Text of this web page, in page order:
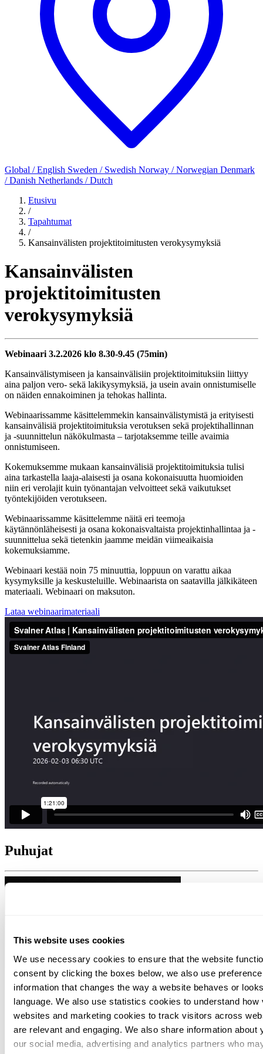
This website uses cookies
We use necessary cookies to ensure that the website
consent by clicking the boxes below, we also use
information that changes the way a website behaves or
language. We also use statistics cookies to understand
websites and marketing cookies to track visitors across
are relevant and engaging. We also share information about
our social media, advertising and analytics partners who
Global / English Sweden / Swedish Norway / Norwegian Denmark
/ Danish Netherlands / Dutch
Etusivu
/
Tapahtumat
/
Kansainvälisten projektitoimitusten verokysymyksiä
Kansainvälisten
projektitoimitusten
verokysymyksiä
Webinaari 3.2.2026 klo 8.30-9.45 (75min)
Kansainvälistymiseen ja kansainvälisiin projektitoimituksiin liittyy
aina paljon vero- sekä lakikysymyksiä, ja usein avain onnistumiselle
on näiden ennakoiminen ja tehokas hallinta.
Webinaarissamme käsittelemmekin kansainvälistymistä ja erityisesti
kansainvälisiä projektitoimituksia verotuksen sekä projektihallinnan
ja -suunnittelun näkökulmasta – tarjotaksemme teille avaimia
onnistumiseen.
Kokemuksemme mukaan kansainvälisiä projektitoimituksia tulisi
aina tarkastella laaja-alaisesti ja osana kokonaisuutta huomioiden
niin eri verolajit kuin työnantajan velvoitteet sekä vaikutukset
työntekijöiden verotukseen.
Webinaarissamme käsittelemme näitä eri teemoja
käytännönläheisesti ja osana kokonaisvaltaista projektinhallintaa ja -
suunnittelua sekä tietenkin jaamme meidän viimeaikaisia
kokemuksiamme.
Webinaari kestää noin 75 minuuttia, loppuun on varattu aikaa
kysymyksille ja keskusteluille. Webinaarista on saatavilla jälkikäteen
materiaali. Webinaari on maksuton.
Lataa webinaarimateriaali
Puhujat